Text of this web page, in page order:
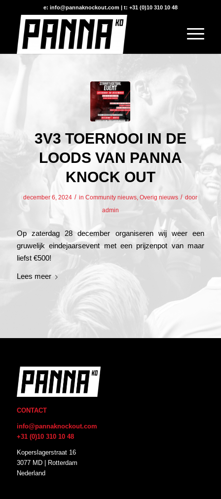
e: info@pannaknockout.com | t: +31 (0)10 310 10 48
3V3 TOERNOOI IN DE
LOODS VAN PANNA
KNOCK OUT
december 6, 2024 / inCommunity nieuws,Overig nieuws / door
admin
Op zaterdag 28 december organiseren wij weer een
gruwelijk eindejaarsevent met een prijzenpot van maar
liefst €500!
Lees meer
CONTACT
info@pannaknockout.com
+31 (0)10 310 10 48
Koperslagerstraat 16
3077 MD | Rotterdam
Nederland